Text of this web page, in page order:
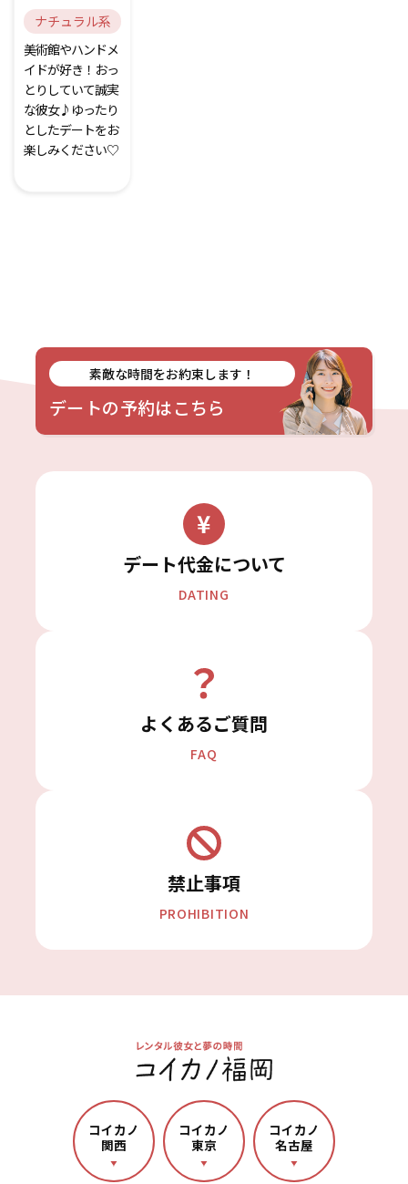
ナチュラル系
美術館やハンドメ
イドが好き！おっ
とりしていて誠実
な彼女♪ゆったり
としたデートをお
楽しみください♡
素敵な時間をお約束します！
デートの予約はこちら
デート代金について
DATING
よくあるご質問
FAQ
禁止事項
PROHIBITION